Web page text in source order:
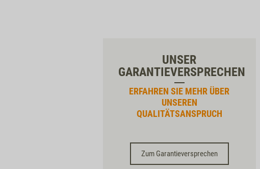
UNSER
GARANTIEVERSPRECHEN
ERFAHREN SIE MEHR ÜBER
UNSEREN
QUALITÄTSANSPRUCH
Zum Garantieversprechen